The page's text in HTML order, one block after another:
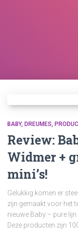
BABY DREUMES
Review:
Widmer +
mini’s!
Gelukkig komen er
zijn gemaakt voor het
nieuwe Baby – pure
Deze producten zijn